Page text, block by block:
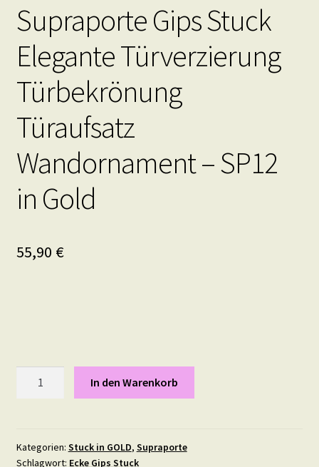
Supraporte Gips Stuck
Elegante Türverzierung
Türbekrönung
Türaufsatz
Wandornament – SP12
in Gold
55,90 €
Türverzierung
Türbekrönung
In den Warenkorb
Kategorien: Stuck in GOLD, Supraporte
Schlagwort: Ecke Gips Stuck